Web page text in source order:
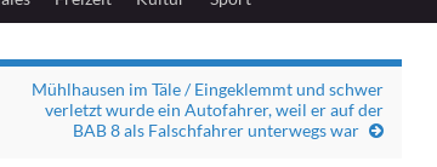
Mühlhausen im Täle / Eingeklemmt und schwer
verletzt wurde ein Autofahrer, weil er auf der
BAB 8 als Falschfahrer unterwegs war